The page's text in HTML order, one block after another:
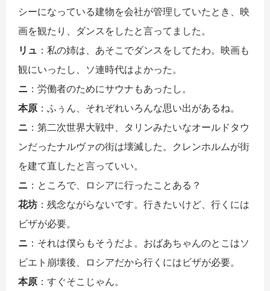
シーになっている建物を会社が管理していたとき、映
画を観たり、ダンスをしたと言ってました。
リュ ：私の姉は、あそこでダンスをしてたわ。映画も
観にいったし、ソ連時代はよかった。
ニ ：労働者のためにサウナもあったし。
本原 ：ふぅん、それぞれいろんな思い出があるね。
ニ ：第二次世界大戦中、タリンみたいなオールドタウ
ンだったナルヴァの街は壊滅した。クレンホルムが街
を建て直したと言っていい。
ニ ：ところで、ロシアに行ったことある？
花坊 ：残念ながらないです。行きたいけど、行くには
ビザが必要。
ニ ：それは僕らもそうだよ。おばあちゃんのとこはソ
ビエト崩壊後、ロシアだから行くにはビザが必要。
本原 ：すぐそこじゃん。